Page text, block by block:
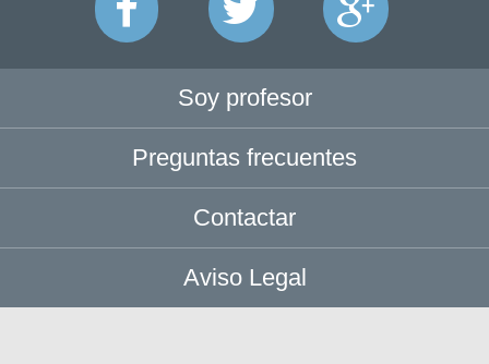
Soy profesor
Preguntas frecuentes
Contactar
Aviso Legal